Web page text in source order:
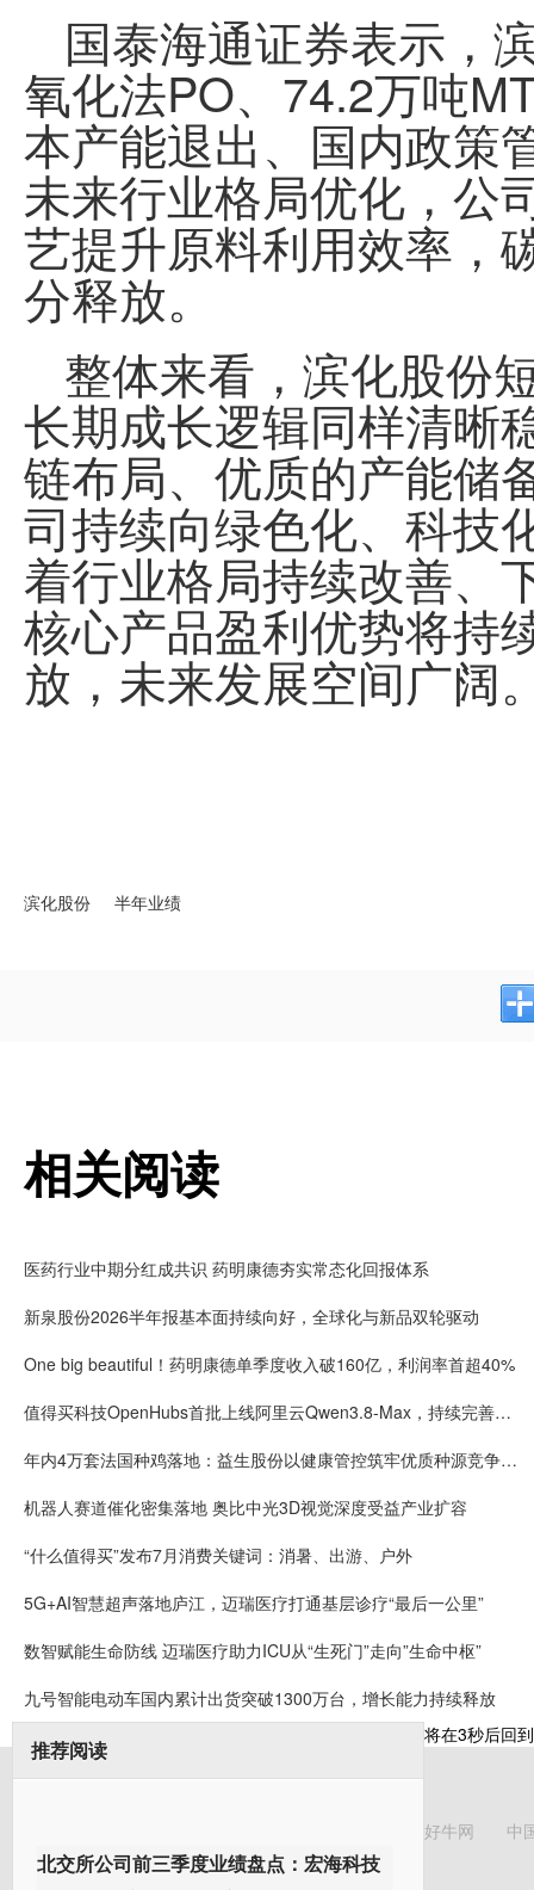
国泰海通证券表示，
氧化法PO、74.2万吨
本产能退出、国内政策
未来行业格局优化，公
艺提升原料利用效率，
分释放。
整体来看，滨化股份
长期成长逻辑同样清晰
链布局、优质的产能储
司持续向绿色化、科技
着行业格局持续改善、
核心产品盈利优势将持
放，未来发展空间广阔
滨化股份 半年业绩
相关阅读
医药行业中期分红成共识 药明康德夯实常态化回报体系
新泉股份2026半年报基本面持续向好，全球化与新品双轮驱动
One big beautiful！药明康德单季度收入破160亿，利润率首超40%
值得买科技OpenHubs首批上线阿里云Qwen3.8-Max，持续完善企业多模型服务
年内4万套法国种鸡落地：益生股份以健康管控筑牢优质种源竞争壁垒
机器人赛道催化密集落地 奥比中光3D视觉深度受益产业扩容
“什么值得买”发布7月消费关键词：消暑、出游、户外
5G+AI智慧超声落地庐江，迈瑞医疗打通基层诊疗“最后一公里”
数智赋能生命防线 迈瑞医疗助力ICU从“生死门”走向”生命中枢”
九号智能电动车国内累计出货突破1300万台，增长能力持续释放
推荐阅读
北交所公司前三季度业绩盘点：宏海科技
将在3秒后回
好牛网 中